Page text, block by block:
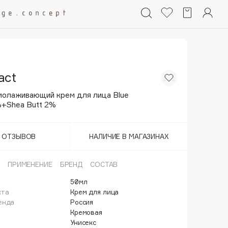
крем для лица Blue
Butt 2%
ОТЗЫВОВ НАЛИЧИЕ В МАГАЗИНАХ
ПРИМЕНЕНИЕ БРЕНД СОСТАВ
50мл
Крем для лица
Россия
Кремовая
Унисекс